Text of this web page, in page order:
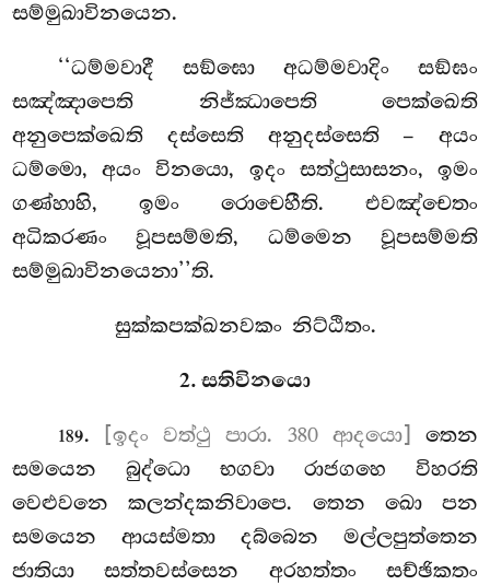
සම්මුඛාවිනයෙන.
‘‘ධම්මවාදී සඞ්ඝො අධම්මවාදිං සඞ්ඝං
සඤ්ඤාපෙති නිජ්ඣාපෙති පෙක්ඛෙති
අනුපෙක්ඛෙති දස්සෙති අනුදස්සෙති – අයං
ධම්මො, අයං විනයො, ඉදං සත්ථුසාසනං, ඉමං
ගණ්හාහි, ඉමං රොචෙහීති. එවඤ්චෙතං
අධිකරණං වූපසම්මති, ධම්මෙන වූපසම්මති
සම්මුඛාවිනයෙනා’’ති.
සුක්කපක්ඛනවකං නිට්ඨිතං.
2. සතිවිනයො
189. [ඉදං වත්ථු පාරා. 380 ආදයො]
තෙන
සමයෙන බුද්ධො භගවා රාජගහෙ විහරති
වෙළුවනෙ කලන්දකනිවාපෙ. තෙන ඛො පන
සමයෙන ආයස්මතා දබ්බෙන මල්ලපුත්තෙන
ජාතියා සත්තවස්සෙන අරහත්තං සච්ඡිකතං